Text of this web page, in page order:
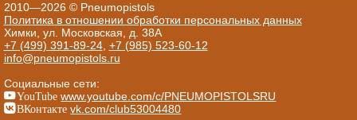
2010—2026 © Pneumopistols
Политика в отношении обработки персональных данных
Химки, ул. Московская, д. 38А
+7 (499) 391-89-24, +7 (985) 523-60-12
info@pneumopistols.ru
Социальные сети:
YouTube www.youtube.com/c/PNEUMOPISTOLSRU
ВКонтакте vk.com/club53004480